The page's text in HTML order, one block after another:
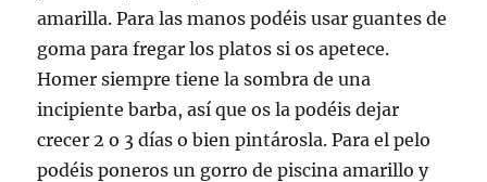
amarilla. Para las manos podéis usar guantes de
goma para fregar los platos si os apetece.
Homer siempre tiene la sombra de una
incipiente barba, así que os la podéis dejar
crecer 2 o 3 días o bien pintárosla. Para el pelo
podéis poneros un gorro de piscina amarillo y